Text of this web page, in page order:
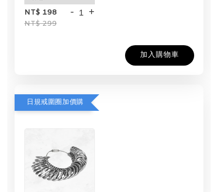
NT$ 198
NT$ 299
- +
加入購物車
日規戒圍圈加價購